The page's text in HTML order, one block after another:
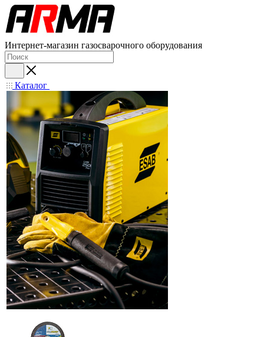
Интернет-магазин газосварочного оборудования
Каталог